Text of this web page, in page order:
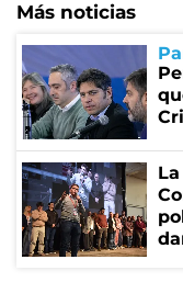
Más noticias